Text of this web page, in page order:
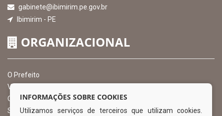
gabinete@ibimirim.pe.gov.br
Ibimirim - PE
ORGANIZACIONAL
O Prefeito
Vice Prefeito
Ouvidoria Municipal
Serviço de Informação ao Cidadão – SIC
INFORMAÇÕES SOBRE COOKIES
Utilizamos serviços de terceiros que utilizam cookies.